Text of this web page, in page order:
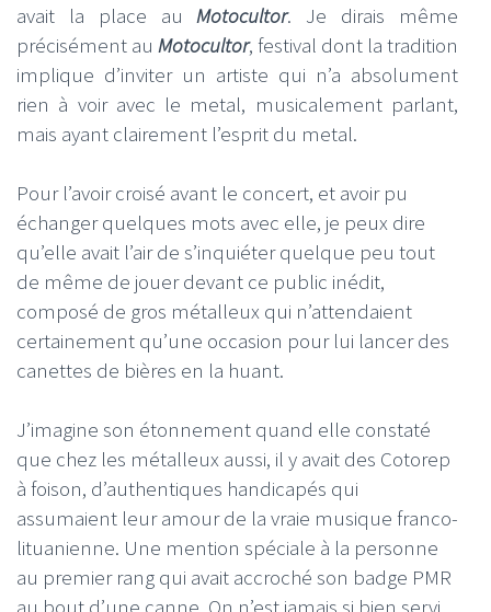
avait la place au Motocultor. Je dirais même
précisément au Motocultor, festival dont la tradition
implique d’inviter un artiste qui n’a absolument
rien à voir avec le metal, musicalement parlant,
mais ayant clairement l’esprit du metal.
Pour l’avoir croisé avant le concert, et avoir pu
échanger quelques mots avec elle, je peux dire
qu’elle avait l’air de s’inquiéter quelque peu tout
de même de jouer devant ce public inédit,
composé de gros métalleux qui n’attendaient
certainement qu’une occasion pour lui lancer des
canettes de bières en la huant.
J’imagine son étonnement quand elle constaté
que chez les métalleux aussi, il y avait des Cotorep
à foison, d’authentiques handicapés qui
assumaient leur amour de la vraie musique franco-
lituanienne. Une mention spéciale à la personne
au premier rang qui avait accroché son badge PMR
au bout d’une canne. On n’est jamais si bien servi